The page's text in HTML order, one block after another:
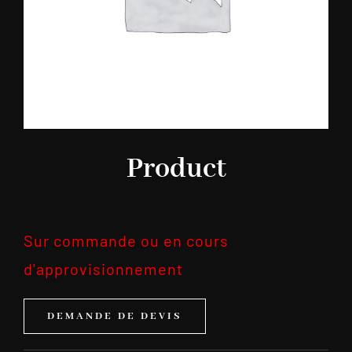
Product
Sur commande ou en cours
d'approvisionnement
DEMANDE DE DEVIS